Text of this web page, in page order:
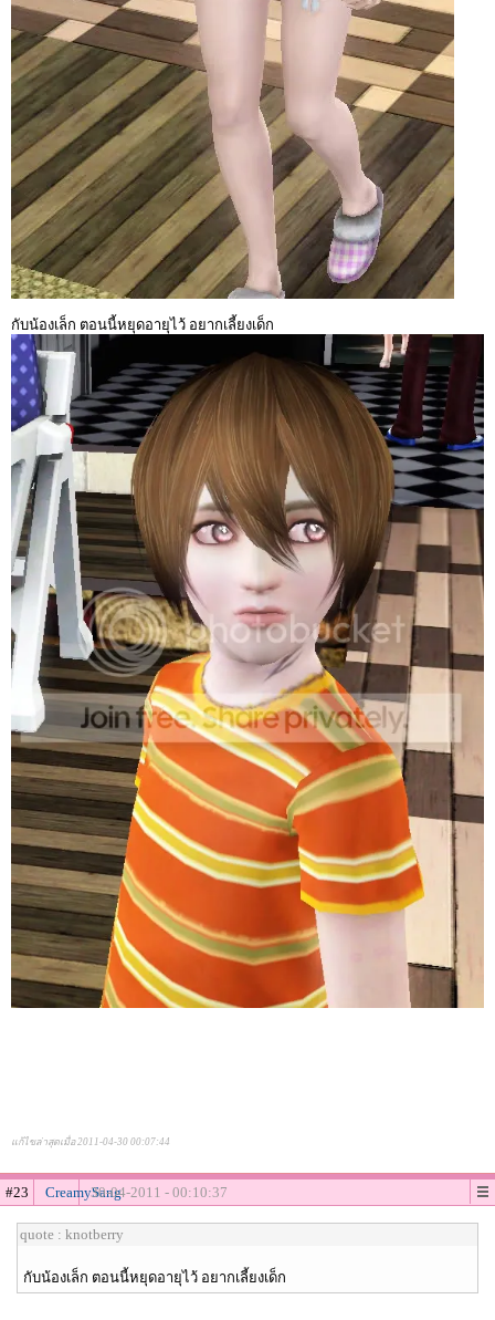
กับน้องเล็ก ตอนนี้หยุดอายุไว้ อยากเลี้ยงเด็ก
แก้ไขล่าสุดเมื่อ 2011-04-30 00:07:44
#23 CreamySang30-04-2011 - 00:10:37
quote : knotberry
กับน้องเล็ก ตอนนี้หยุดอายุไว้ อยากเลี้ยงเด็ก